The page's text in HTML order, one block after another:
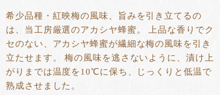
希少品種・紅映梅の風味、旨みを引き立てるの
は、当工房厳選のアカシヤ蜂蜜。 上品な香りでク
セのない、アカシヤ蜂蜜が繊細な梅の風味を引き
立たせます。 梅の風味を逃さないように、漬け上
がりまでは温度を10℃に保ち、じっくりと低温で
熟成させました。